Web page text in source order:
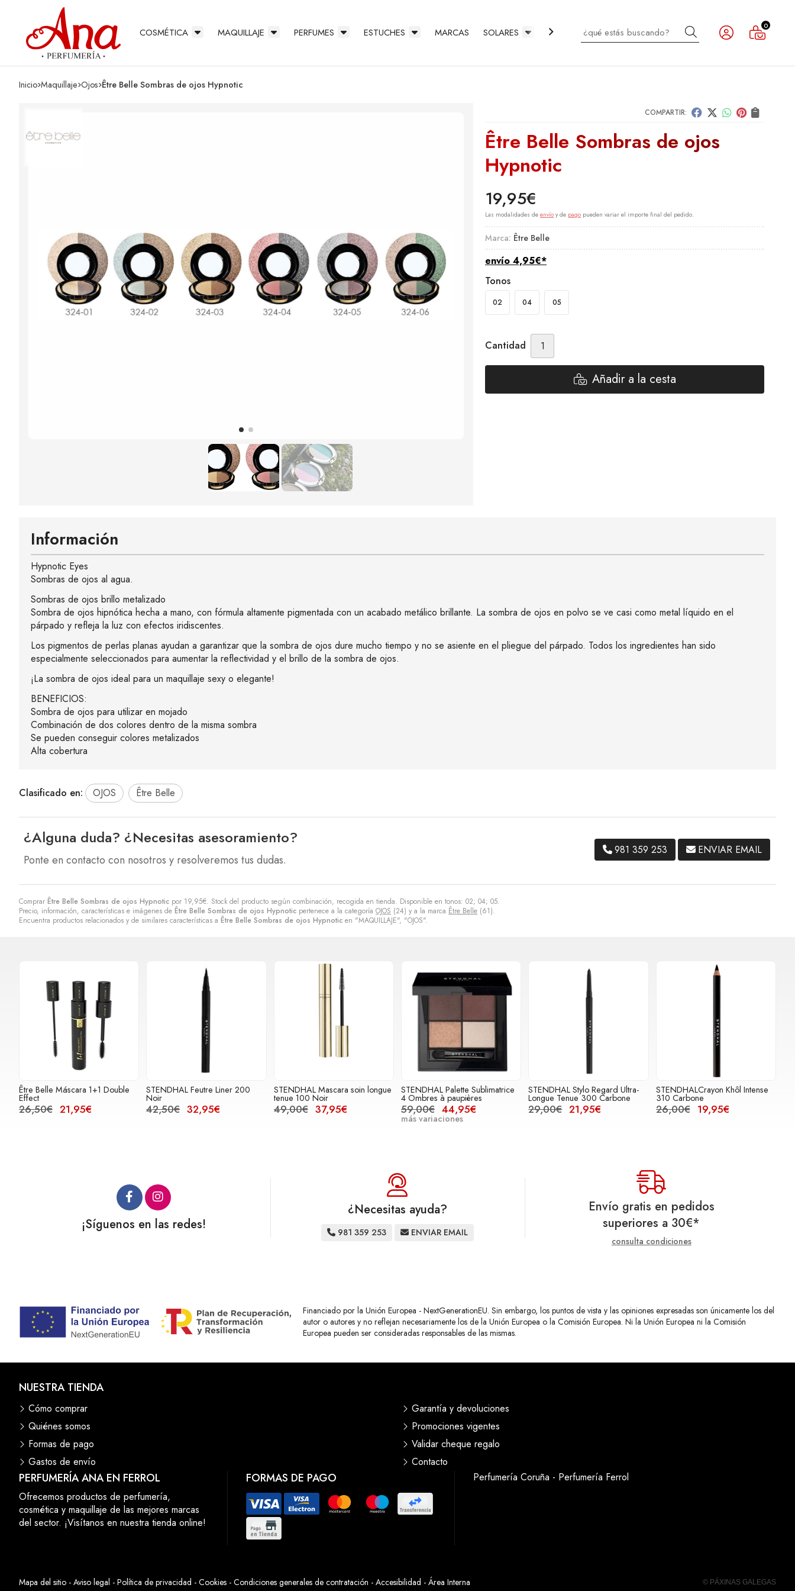
COSMÉTICA MAQUILLAJE PERFUMES ESTUCHES MARCAS SOLARES CABELLO INFANTIL NOVEDADES OUTLET
Buscar 0
Inicio maquillaje ojos Être Belle Sombras de ojos Hypnotic
COMPARTIR:
Être Belle Sombras de ojos
Hypnotic
19,95€
Las modalidades de envío y de pago pueden variar el importe final del pedido.
Marca: Être Belle
envío 4,95€*
Tonos
02 04 05
Cantidad
Añadir a la cesta
Comprar Être Belle Sombras de ojos Hypnotic por 19,95€. Stock del producto según combinación, recogida en tienda. Disponible en tonos: 02; 04; 05.
Precio, información, características e imágenes de Être Belle Sombras de ojos Hypnotic pertenece a la categoría OJOS (24) y a la marca Être Belle (61).
Encuentra productos relacionados y de similares características a Être Belle Sombras de ojos Hypnotic en "MAQUILLAJE", "OJOS".
Información
Hypnotic Eyes
Sombras de ojos al agua.
Sombras de ojos brillo metalizado
Sombra de ojos hipnótica hecha a mano, con fórmula altamente pigmentada con un acabado metálico brillante. La sombra de ojos en polvo se ve casi como metal líquido en el
párpado y refleja la luz con efectos iridiscentes.
Los pigmentos de perlas planas ayudan a garantizar que la sombra de ojos dure mucho tiempo y no se asiente en el pliegue del párpado. Todos los ingredientes han sido
especialmente seleccionados para aumentar la reflectividad y el brillo de la sombra de ojos.
¡La sombra de ojos ideal para un maquillaje sexy o elegante!
BENEFICIOS:
Sombra de ojos para utilizar en mojado
Combinación de dos colores dentro de la misma sombra
Se pueden conseguir colores metalizados
Alta cobertura
Clasificado en: OJOS Être Belle
¿Alguna duda? ¿Necesitas asesoramiento?
Ponte en contacto con nosotros y resolveremos tus dudas.
981 359 253 ENVIAR EMAIL
Être Belle Máscara 1+1 Double
Effect
26,50€ 21,95€
STENDHAL Feutre Liner 200
Noir
42,50€ 32,95€
STENDHAL Mascara soin longue
tenue 100 Noir
49,00€ 37,95€
STENDHAL Palette Sublimatrice
4 Ombres à paupières
59,00€ 44,95€
más variaciones
STENDHAL Stylo Regard Ultra-
Longue Tenue 300 Carbone
29,00€ 21,95€
STENDHALCrayon Khôl Intense
310 Carbone
26,00€ 19,95€
¡Síguenos en las redes!
¿Necesitas ayuda?
981 359 253 ENVIAR EMAIL
Envío gratis en pedidos
superiores a 30€*
consulta condiciones
Financiado por la Unión Europea - NextGenerationEU. Sin embargo, los puntos de vista y las opiniones expresadas son únicamente los del
autor o autores y no reflejan necesariamente los de la Unión Europea o la Comisión Europea. Ni la Unión Europea ni la Comisión
Europea pueden ser consideradas responsables de las mismas.
PERFUMERÍA ANA EN FERROL
Ofrecemos productos de perfumería,
cosmética y maquillaje de las mejores marcas
del sector. ¡Visítanos en nuestra tienda online!
FORMAS DE PAGO
NUESTRA TIENDA
Cómo comprar
Quiénes somos
Formas de pago
Gastos de envío
Garantía y devoluciones
Promociones vigentes
Validar cheque regalo
Contacto
Perfumería Coruña - Perfumería Ferrol
Mapa del sitio - Aviso legal - Política de privacidad - Cookies - Condiciones generales de contratación - Accesibilidad - Área Interna © PÁXINAS GALEGAS